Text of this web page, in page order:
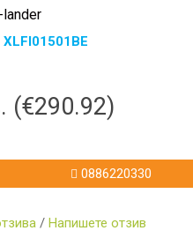
lander
XLFI01501BE
(€290.92)
0886220330
/ Напишете отзив